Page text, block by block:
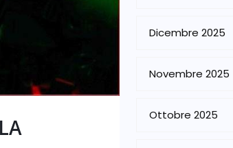
Dicembre 2025
Novembre 2025
Ottobre 2025